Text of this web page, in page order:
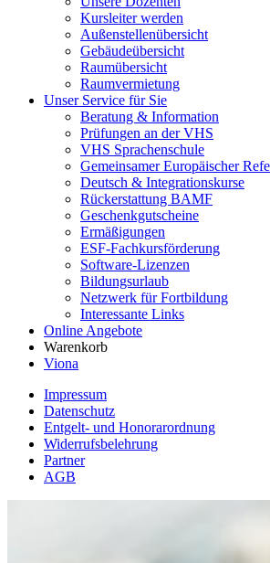
Kursleiter werden
Außenstellenübersicht
Gebäudeübersicht
Raumübersicht
Raumvermietung
Unser Service für Sie
Beratung & Information
Prüfungen an der VHS
VHS Sprachenschule
Gemeinsamer Europäischer
Deutsch & Integrationskurse
Rückerstattung BAMF
Geschenkgutscheine
Ermäßigungen
ESF-Fachkursförderung
Software-Lizenzen
Bildungsurlaub
Netzwerk für Fortbildung
Interessante Links
Online Angebote
Warenkorb
Viona
Impressum
Datenschutz
Entgelt- und Honorarordnung
Widerrufsbelehrung
Partner
AGB